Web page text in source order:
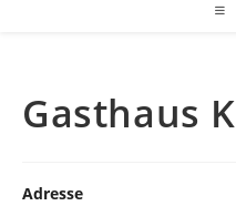
Gasthaus
Adresse